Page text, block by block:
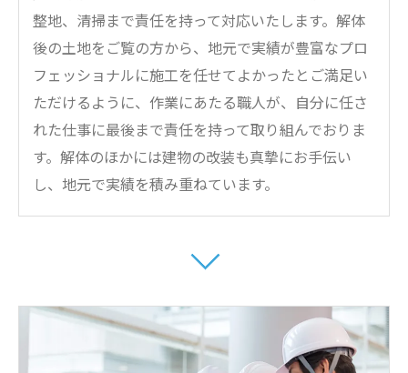
整地、清掃まで責任を持って対応いたします。解体
後の土地をご覧の方から、地元で実績が豊富なプロ
フェッショナルに施工を任せてよかったとご満足い
ただけるように、作業にあたる職人が、自分に任さ
れた仕事に最後まで責任を持って取り組んでおりま
す。解体のほかには建物の改装も真摯にお手伝い
し、地元で実績を積み重ねています。